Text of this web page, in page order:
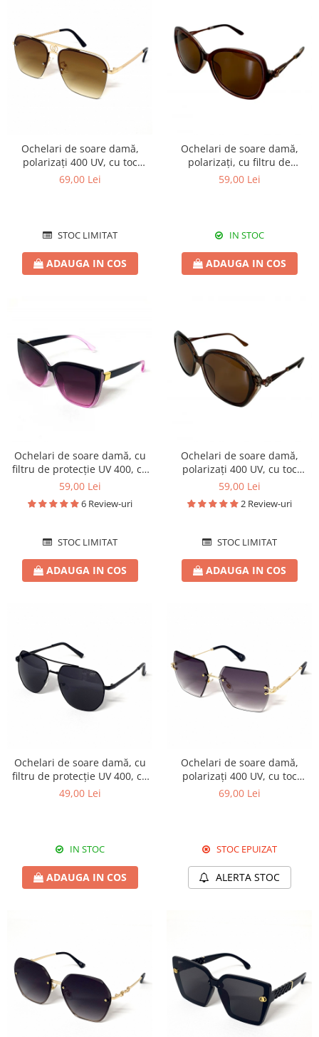
Ochelari de soare damă,
polarizați 400 UV, cu toc
cadou, OSD03
69,00 Lei
STOC LIMITAT
ADAUGA IN COS
Ochelari de soare damă,
polarizați, cu filtru de
protecție UV 400, cu toc
59,00 Lei
IN STOC
ADAUGA IN COS
Ochelari de soare damă, cu
filtru de protecție UV 400, cu
toc cadou, OSD06
59,00 Lei
6 Review-uri
STOC LIMITAT
ADAUGA IN COS
Ochelari de soare damă,
polarizați 400 UV, cu toc
cadou, OSD07
59,00 Lei
2 Review-uri
STOC LIMITAT
ADAUGA IN COS
Ochelari de soare damă, cu
filtru de protecție UV 400, cu
toc cadou, OSD10
49,00 Lei
IN STOC
ADAUGA IN COS
Ochelari de soare damă,
polarizați 400 UV, cu toc
cadou, OSD16
69,00 Lei
STOC EPUIZAT
ALERTA STOC